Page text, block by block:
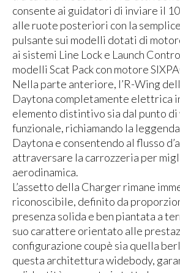
consente ai guidatori di inviare il
alle ruote posteriori con la
pulsante sui modelli dotati di
ai sistemi Line Lock e Launch
modelli Scat Pack con motore
Nella parte anteriore, l’R-Wing
Daytona completamente elettrica
elemento distintivo sia dal punto di
funzionale, richiamando la
Daytona e consentendo al flusso
attraversare la carrozzeria per
aerodinamica.
L’assetto della Charger rimane
riconoscibile, definito da
presenza solida e ben piantata a
suo carattere orientato alle
configurazione coupè sia quella
questa architettura widebody,